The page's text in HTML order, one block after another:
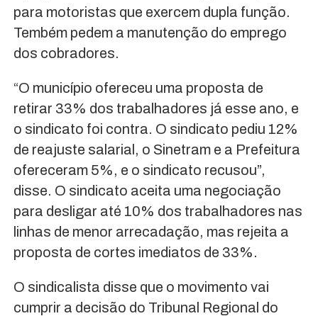
para motoristas que exercem dupla função.
Tembém pedem a manutenção do emprego
dos cobradores.
“O município ofereceu uma proposta de
retirar 33% dos trabalhadores já esse ano, e
o sindicato foi contra. O sindicato pediu 12%
de reajuste salarial, o Sinetram e a Prefeitura
ofereceram 5%, e o sindicato recusou”,
disse. O sindicato aceita uma negociação
para desligar até 10% dos trabalhadores nas
linhas de menor arrecadação, mas rejeita a
proposta de cortes imediatos de 33%.
O sindicalista disse que o movimento vai
cumprir a decisão do Tribunal Regional do